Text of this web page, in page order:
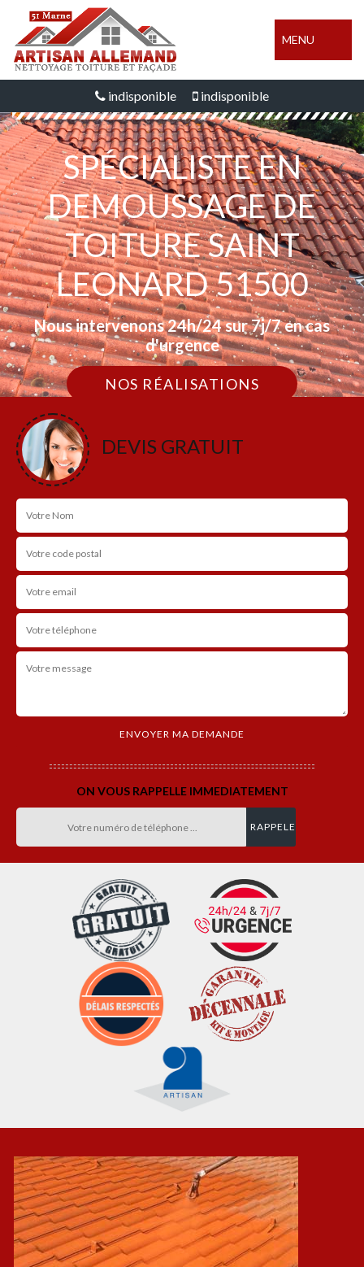
MENU
indisponible indisponible
SPÉCIALISTE EN
DEMOUSSAGE DE
TOITURE SAINT
LEONARD 51500
Nous intervenons 24h/24 sur 7j/7 en cas
d'urgence
NOS RÉALISATIONS
DEVIS GRATUIT
ON VOUS RAPPELLE IMMEDIATEMENT